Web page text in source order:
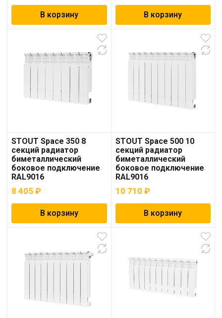
В корзину В корзину
STOUT Space 350 8
секций радиатор
биметаллический
боковое подключение
RAL9016
8 405 ₽
В корзину
STOUT Space 500 10
секций радиатор
биметаллический
боковое подключение
RAL9016
10 710 ₽
В корзину